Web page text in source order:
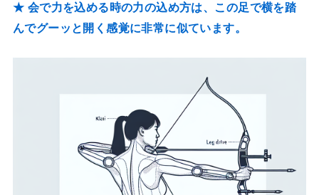
★ 会で力を込める時の力の込め方は、この足で横を踏
んでグーッと開く感覚に非常に似ています。